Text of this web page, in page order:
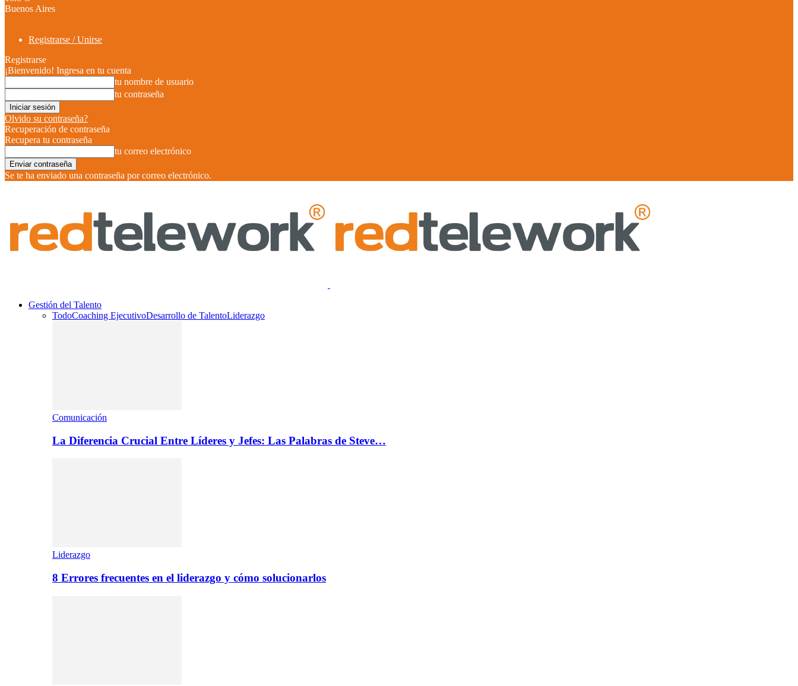
Buenos Aires
Registrarse / Unirse
Registrarse
¡Bienvenido! Ingresa en tu cuenta
tu nombre de usuario
tu contraseña
Olvido su contraseña?
Recuperación de contraseña
Recupera tu contraseña
tu correo electrónico
Se te ha enviado una contraseña por correo electrónico.
Gestión del Talento
TodoCoaching EjecutivoDesarrollo de TalentoLiderazgo
Comunicación
La Diferencia Crucial Entre Líderes y Jefes: Las Palabras de Steve…
Liderazgo
8 Errores frecuentes en el liderazgo y cómo solucionarlos